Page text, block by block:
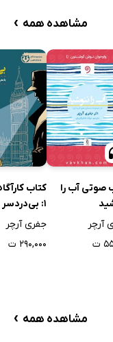
مشاهده همه ›
صوتی آب را
آرچر
ت
کتاب
1: بی‌دردسر
جفری آرچر
۲۹۰,۰۰۰ ت
مشاهده همه ›